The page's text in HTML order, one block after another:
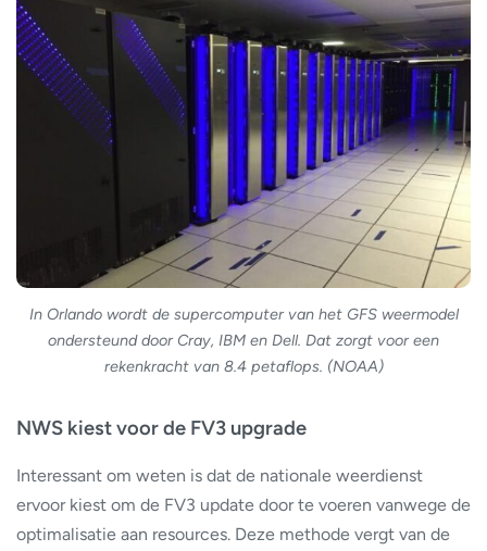
In Orlando wordt de supercomputer van het GFS weermodel
ondersteund door Cray, IBM en Dell. Dat zorgt voor een
rekenkracht van 8.4 petaflops. (NOAA)
NWS kiest voor de FV3 upgrade
Interessant om weten is dat de nationale weerdienst
ervoor kiest om de FV3 update door te voeren vanwege de
optimalisatie aan resources. Deze methode vergt van de